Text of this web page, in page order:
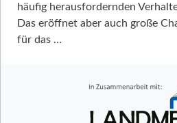
häufig herausfordernden
Das eröffnet aber auch große
für das …